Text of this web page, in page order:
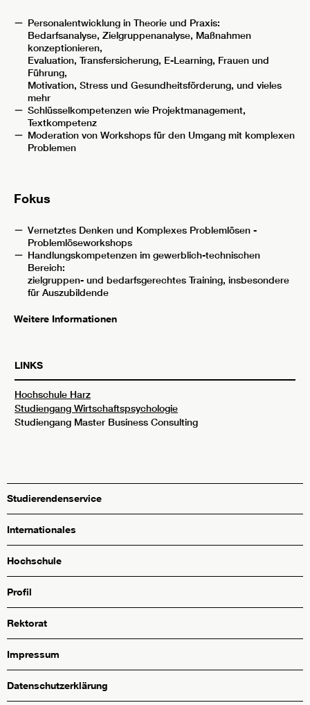
Personalentwicklung in Theorie und Praxis:
Bedarfsanalyse, Zielgruppenanalyse, Maßnahmen
konzeptionieren,
Evaluation, Transfersicherung, E-Learning, Frauen und
Führung,
Motivation, Stress und Gesundheitsförderung, und vieles
mehr
Schlüsselkompetenzen wie Projektmanagement,
Textkompetenz
Moderation von Workshops für den Umgang mit komplexen
Problemen
Fokus
Vernetztes Denken und Komplexes Problemlösen -
Problemlöseworkshops
Handlungskompetenzen im gewerblich-technischen
Bereich:
zielgruppen- und bedarfsgerechtes Training, insbesondere
für Auszubildende
Weitere Informationen
LINKS
Hochschule Harz
Studiengang Wirtschaftspsychologie
Studiengang Master Business Consulting
Studierendenservice
Internationales
Hochschule
Profil
Rektorat
Impressum
Datenschutzerklärung